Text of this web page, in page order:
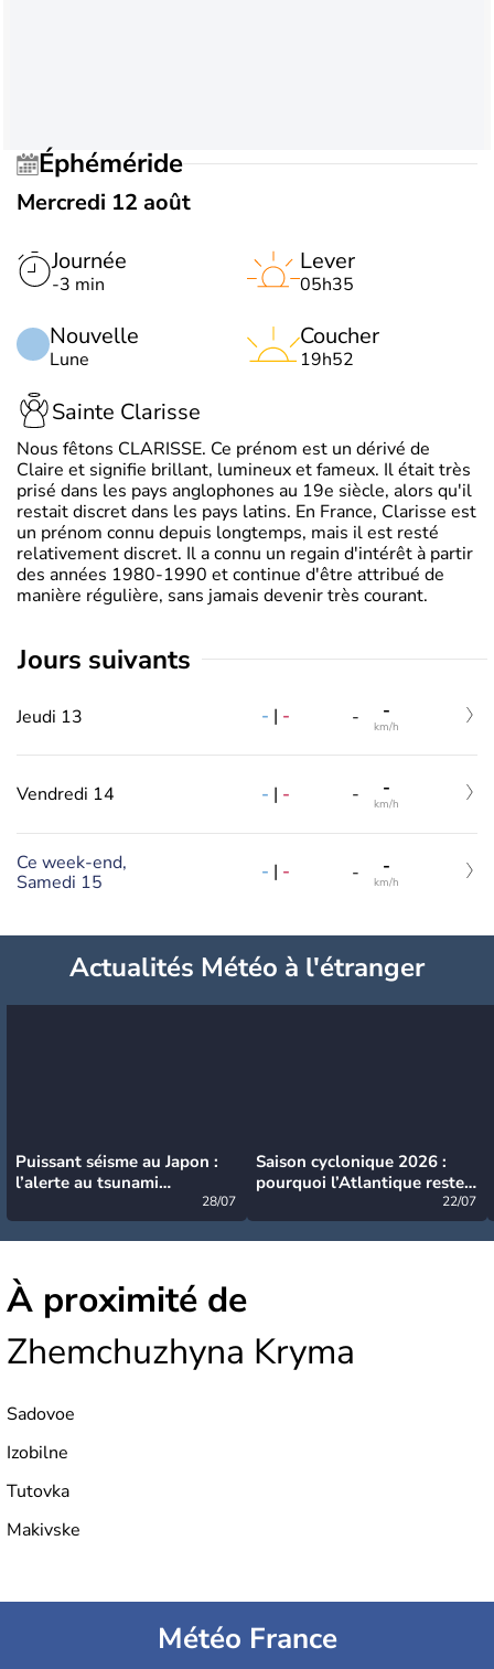
Éphéméride
Mercredi 12 août
Journée
-3 min
Nouvelle
Lune
Lever
05h35
Coucher
19h52
Sainte Clarisse
Nous fêtons CLARISSE. Ce prénom est un dérivé de
Claire et signifie brillant, lumineux et fameux. Il était très
prisé dans les pays anglophones au 19e siècle, alors qu'il
restait discret dans les pays latins. En France, Clarisse est
un prénom connu depuis longtemps, mais il est resté
relativement discret. Il a connu un regain d'intérêt à partir
des années 1980-1990 et continue d'être attribué de
manière régulière, sans jamais devenir très courant.
jours suivants
Jeudi 13 - | - - -
km/h
Vendredi 14 - | - - -
km/h
Ce week-end,
Samedi 15
- | - - -
km/h
Actualités Météo à l'étranger
Puissant séisme au Japon :
l’alerte au tsunami
28/07
Saison cyclonique 2026 :
pourquoi l’Atlantique reste
22/07
À proximité de
Zhemchuzhyna Kryma
Sadovoe
Izobilne
Tutovka
Makivske
Météo France